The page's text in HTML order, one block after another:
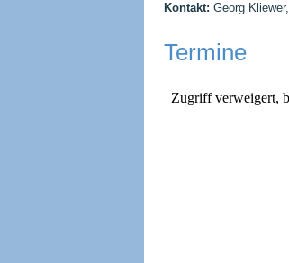
Kontakt: Georg Kliewer,
Termine